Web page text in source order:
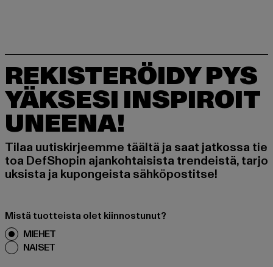
REKISTERÖIDY PYS
YÄKSESI INSPIROIT
UNEENA!
Tilaa uutiskirjeemme täältä ja saat jatkossa tie
toa DefShopin ajankohtaisista trendeistä, tarjo
uksista ja kupongeista sähköpostitse!
Mistä tuotteista olet kiinnostunut?
MIEHET
NAISET